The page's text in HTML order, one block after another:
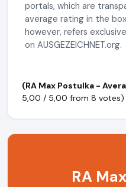
portals, which are
average rating in the
however, refers
on AUSGEZEICHNET.org.
(RA Max Postulka -
5,00 / 5,00 from 8 votes)
RA